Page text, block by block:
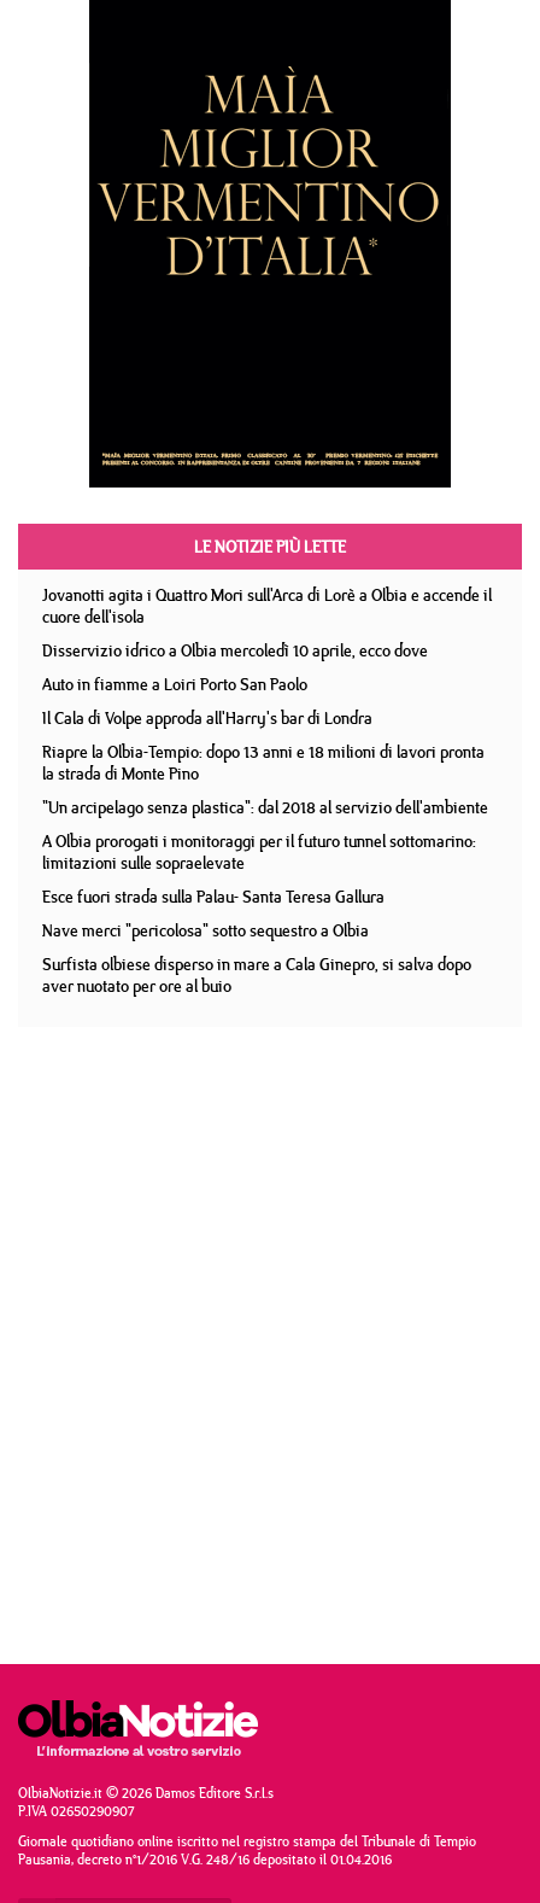
LE NOTIZIE PIÙ LETTE
Jovanotti agita i Quattro Mori sull'Arca di Lorè a Olbia e accende il
cuore dell'isola
Disservizio idrico a Olbia mercoledì 10 aprile, ecco dove
Auto in fiamme a Loiri Porto San Paolo
Il Cala di Volpe approda all'Harry's bar di Londra
Riapre la Olbia-Tempio: dopo 13 anni e 18 milioni di lavori pronta
la strada di Monte Pino
"Un arcipelago senza plastica": dal 2018 al servizio dell'ambiente
A Olbia prorogati i monitoraggi per il futuro tunnel sottomarino:
limitazioni sulle sopraelevate
Esce fuori strada sulla Palau- Santa Teresa Gallura
Nave merci "pericolosa" sotto sequestro a Olbia
Surfista olbiese disperso in mare a Cala Ginepro, si salva dopo
aver nuotato per ore al buio
OlbiaNotizie.it © 2026 Damos Editore S.r.l.s
P.IVA 02650290907
Giornale quotidiano online iscritto nel registro stampa del Tribunale di Tempio
Pausania, decreto n°1/2016 V.G. 248/16 depositato il 01.04.2016